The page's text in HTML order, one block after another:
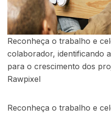
Reconheça o trabalho e
colaborador, identificando
para o crescimento dos
Rawpixel
Reconheça o trabalho e